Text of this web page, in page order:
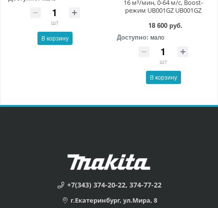
шт
В корзину
16 м³/мин, 0-64 м/с, Boost-
режим UB001GZ UB001GZ
18 600 руб.
Доступно: мало
шт
В корзину
+7(343) 374-20-22, 374-77-22
г.Екатеринбург, ул.Мира, 8